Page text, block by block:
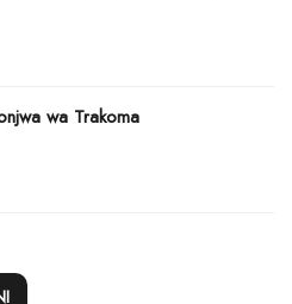
wa Trakoma